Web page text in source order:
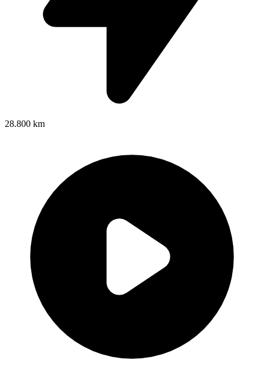
28.800 km